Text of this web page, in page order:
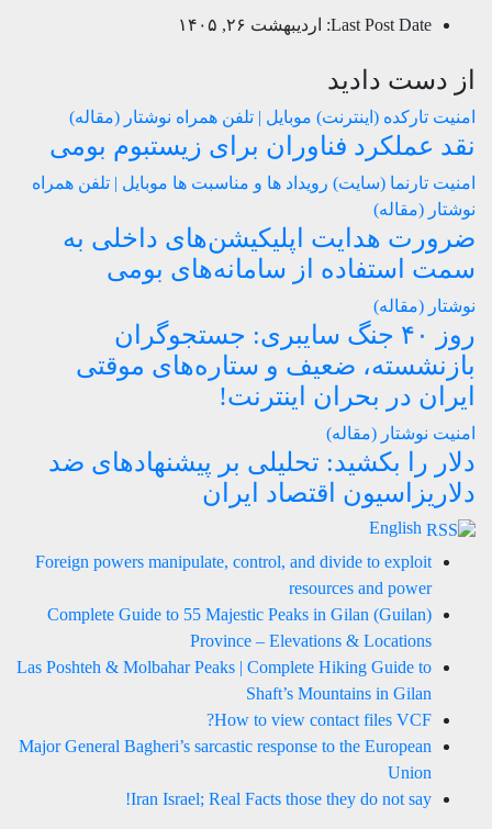
Last Post Date:
اردیبهشت ۲۶, ۱۴۰۵
از دست دادید
امنیت تارکده (اینترنت) موبایل | تلفن همراه نوشتار (مقاله)
نقد عملکرد فناوران برای زیستبوم بومی
امنیت تارنما (سایت) رویداد ها و مناسبت ها موبایل | تلفن همراه
نوشتار (مقاله)
ضرورت هدایت اپلیکیشن‌های داخلی به
سمت استفاده از سامانه‌های بومی
نوشتار (مقاله)
روز ۴۰ جنگ سایبری: جستجوگران
بازنشسته، ضعیف و ستاره‌های موقتی
ایران در بحران اینترنت!
امنیت نوشتار (مقاله)
دلار را بکشید: تحلیلی بر پیشنهادهای ضد
دلاریزاسیون اقتصاد ایران
English
Foreign powers manipulate, control, and divide to exploit
resources and power
Complete Guide to 55 Majestic Peaks in Gilan (Guilan)
Province – Elevations & Locations
Las Poshteh & Molbahar Peaks | Complete Hiking Guide to
Shaft’s Mountains in Gilan
How to view contact files VCF?
Major General Bagheri’s sarcastic response to the European
Union
Iran Israel; Real Facts those they do not say!